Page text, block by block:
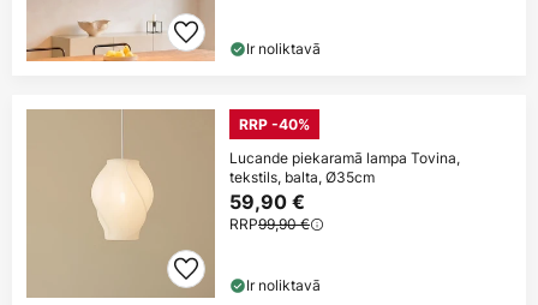
Ir noliktavā
RRP -40%
Lucande piekaramā lampa Tovina,
tekstils, balta, Ø35cm
59,90 €
RRP99,90 €
Ir noliktavā